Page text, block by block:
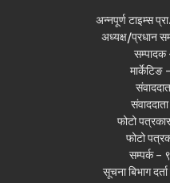
अन्नपूर्ण टाइम्स
अध्यक्ष/प्रधान
सम्पादक
मार्केटिङ
फोटो
फोटो
सम्पर्क -
सूचना बिभाग